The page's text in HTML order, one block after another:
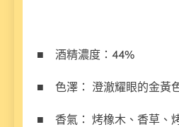
■ 酒精濃度：44%
■ 色澤： 澄澈耀眼的金黃
■ 香氣： 烤橡木、香草、